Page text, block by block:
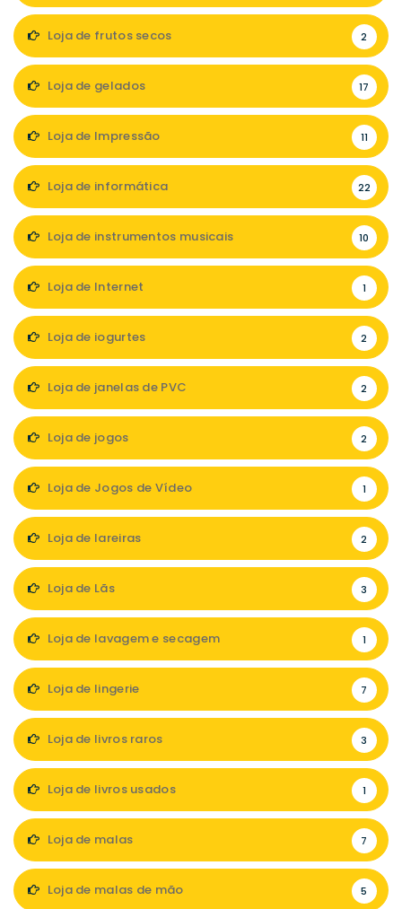
Loja de frutos secos 2
Loja de gelados 17
Loja de Impressão 11
Loja de informática 22
Loja de instrumentos musicais 10
Loja de Internet 1
Loja de iogurtes 2
Loja de janelas de PVC 2
Loja de jogos 2
Loja de Jogos de Vídeo 1
Loja de lareiras 2
Loja de Lãs 3
Loja de lavagem e secagem 1
Loja de lingerie 7
Loja de livros raros 3
Loja de livros usados 1
Loja de malas 7
Loja de malas de mão 5